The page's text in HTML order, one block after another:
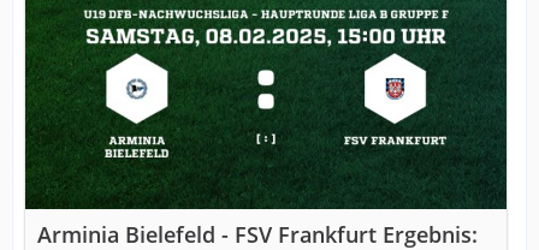
Arminia Bielefeld - FSV Frankfurt Ergebnis: